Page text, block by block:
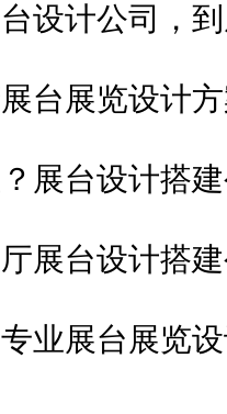
设计公司，
台展览设计
展台设计搭
展台设计搭
业展台展览